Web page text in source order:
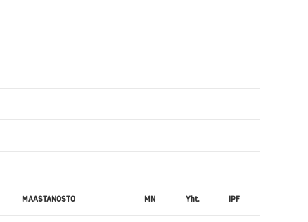
MAASTANOSTO MN Yht. IPF